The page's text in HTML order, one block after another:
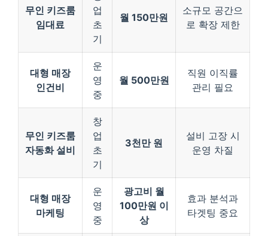
무인 키즈룸
임대료
업
초
기
월 150만원
소규모 공간으
로 확장 제한
대형 매장
인건비
운
영
중
월 500만원
직원 이직률
관리 필요
무인 키즈룸
자동화 설비
창
업
초
기
3천만 원
설비 고장 시
운영 차질
대형 매장
마케팅
운
영
중
광고비 월
100만원 이
상
효과 분석과
타겟팅 중요